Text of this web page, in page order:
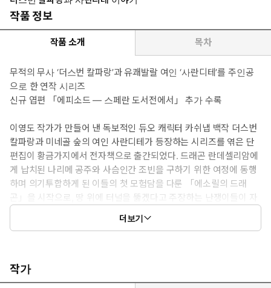
작품 정보
작품 소개 목차
무적의 무사 ‘더스번 칼파랑’과 유쾌발랄 여인 ‘사란디테’를 주인공
으로 한 연작 시리즈
신규 엽편 「에피소드 ― 스페란 도서전에서」 추가 수록
이영도 작가가 만들어 낸 독보적인 듀오 캐릭터 카쉬냅 백작 더스번
칼파랑과 미네골 숲의 여인 사란디테가 등장하는 시리즈를 엮은 단
편집이 황금가지에서 전자책으로 출간되었다. 드래곤 란데셀리암에
게 납치된 나리메 공주와 사슴인간 조빈을 구하기 위한 여정에 동행
하며 의기투합하게 된 이들의 첫 모험담을 다룬 「에소릴의 드래
곤」을 시작으로, 땅 위에 터널을 뚫겠다고 주장하는 난쟁이들이 자
신들의 협상 대표로 보기만 해도 눈이 멀어 버린다는 전설의 괴수 바
실리스크를 내세움으로써 기상천외한 대치가 펼쳐지는 「샹파이의
의 작품을 새로운 표지와 구성으로 한데 선보인다. 이번 전자책을 통
해 정식 공개되는 「에피소드 ― 스페란 도서전에서」는 스페란 도
더보기
작가